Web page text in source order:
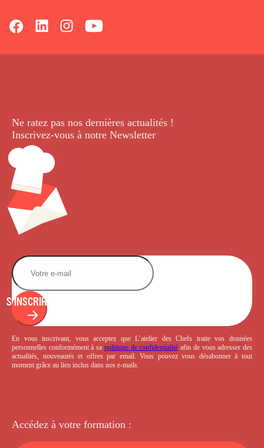
Ne ratez pas nos dernières actualités !
Inscrivez-vous à notre Newsletter.
S'INSCRIRE
En vous inscrivant, vous acceptez que L’atelier des Chefs traite vos données
personnelles conformément à sa politique de confidentialité afin de vous adresser des
actualités, nouveautés et offres par email. Vous pouvez vous désabonner à tout
moment grâce au lien inclus dans nos e-mails.
Accédez à votre formation :